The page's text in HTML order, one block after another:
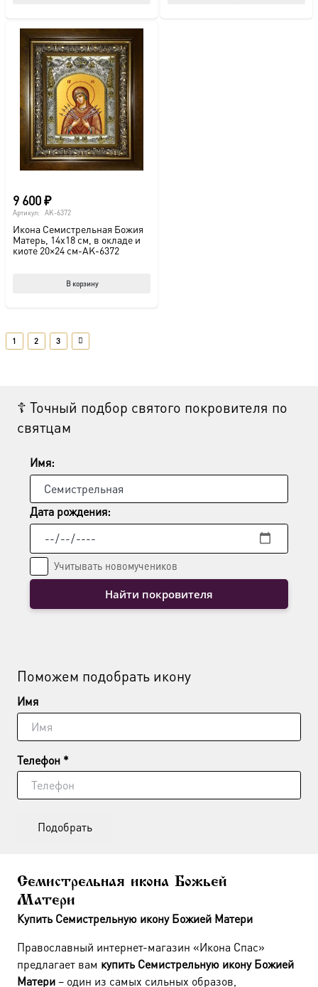
9 600₽
Артикул: AK-6372
Икона Семистрельная Божия
Матерь, 14х18 см, в окладе и
киоте 20×24 см-AK-6372
В корзину
1 2 3
☦ Точный подбор святого покровителя по
святцам
Имя:
Дата рождения:
Учитывать новомучеников
Найти покровителя
Поможем подобрать икону
Имя
Телефон *
Подобрать
Семистрельная икона Божьей
Матери
Купить Семистрельную икону Божией Матери
Православный интернет-магазин «Икона Спас»
предлагает вам купить Семистрельную икону Божией
Матери– один из самых сильных образов,